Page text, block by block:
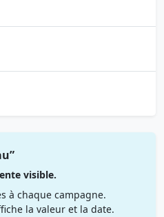
visible.
à chaque campagne.
la valeur et la date.